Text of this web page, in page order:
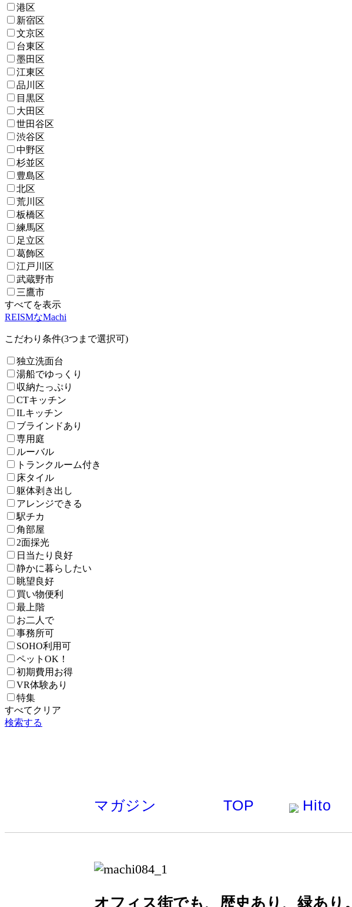
港区
新宿区
文京区
台東区
墨田区
江東区
品川区
目黒区
大田区
世田谷区
渋谷区
中野区
杉並区
豊島区
北区
荒川区
板橋区
練馬区
足立区
葛飾区
江戸川区
武蔵野市
三鷹市
すべてを表示
REISMなMachi
こだわり条件(3つまで選択可)
独立洗面台
湯船でゆっくり
収納たっぷり
CTキッチン
ILキッチン
ブラインドあり
専用庭
ルーバル
トランクルーム付き
床タイル
躯体剥き出し
アレンジできる
駅チカ
角部屋
2面採光
日当たり良好
静かに暮らしたい
眺望良好
買い物便利
最上階
お二人で
事務所可
SOHO利用可
ペットOK！
初期費用お得
VR体験あり
特集
すべてクリア
検索する
マガジン TOP Hito
オフィス街でも、歴史あり、緑あり。